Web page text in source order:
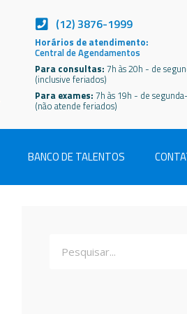
(12) 3876-1999
Horários de atendimento:
Central de Agendamentos
Para consultas: 7h às 20h - de
(inclusive feriados)
Para exames: 7h às 19h - de
(não atende feriados)
BANCO DE TALENTOS